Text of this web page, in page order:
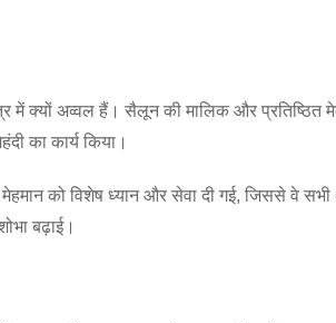
अव्वल हैं। सैलून की मालिक और प्रतिष्ठित
का कार्य किया।
मेहमान को विशेष ध्यान और सेवा दी गई, जिससे वे
बढ़ाई।